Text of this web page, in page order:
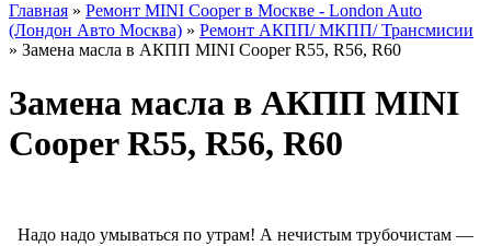
Главная » Ремонт MINI Cooper в Москве - London Auto
(Лондон Авто Москва) » Ремонт АКПП/ МКПП/ Трансмисии
» Замена масла в АКПП MINI Cooper R55, R56, R60
Замена масла в АКПП MINI
Cooper R55, R56, R60
Надо надо умываться по утрам! А нечистым трубочистам —